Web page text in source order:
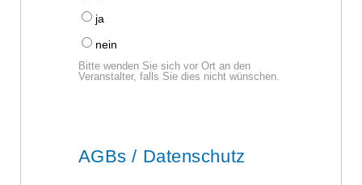
ja
nein
Bitte wenden Sie sich vor Ort an den
Veranstalter, falls Sie dies nicht wünschen.
AGBs / Datenschutz